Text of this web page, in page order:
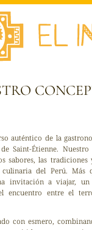
auténtico de la
Saint-Étienne.
sabores, las
del Perú. Más
invitación a viajar, un
encuentro entre el
con esmero,